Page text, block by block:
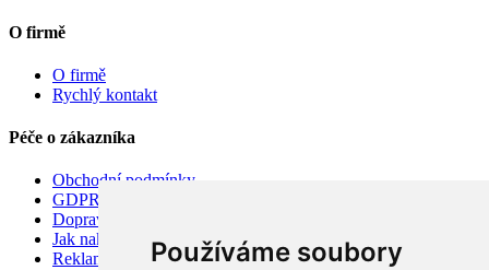
Používáme soubory
O firmě
O firmě
Rychlý kontakt
Péče o zákazníka
Obchodní podmínky
GDPR
Doprava
Jak nakupovat
Reklamace